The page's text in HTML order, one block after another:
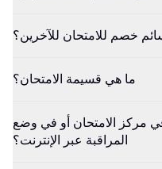
خصم للامتحان للآخرين؟
ما هي قسيمة الامتحان؟
مركز الامتحان أو في وضع
المراقبة عبر الإنترنت؟